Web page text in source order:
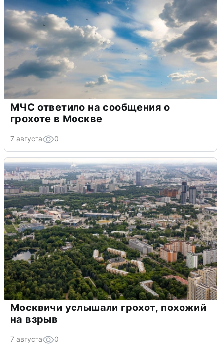
МЧС ответило на сообщения о
грохоте в Москве
7 августа 0
Москвичи услышали грохот, похожий
на взрыв
7 августа 0